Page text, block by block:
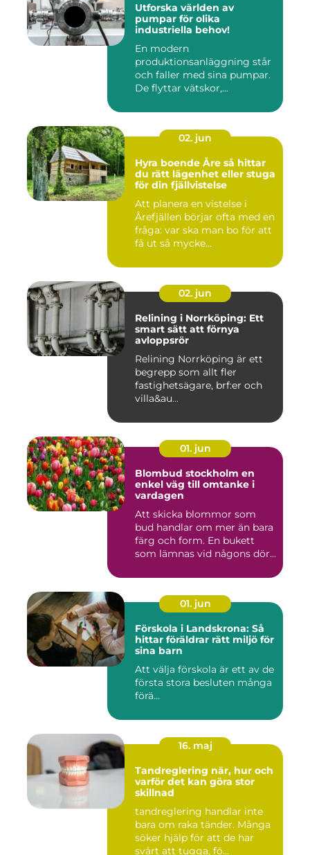
Utforska världen av
pumpar för olika
industriella behov!
En modern
produktionsanläggning står
och faller med sina pumpar.
De flyttar vätskor,...
02. jun
Hyra boende Åre så hittar
du rätt lägenhet eller stuga
för din fjällvistelse
Att planera en vistelse i
Årefjällen börjar ofta med en
fråga: var ska man bo för att
få ut så mycke...
02. jun
Relining i Norrköping: Ett
smart sätt att förnya
avloppsrör
Relining Norrköping är ett
begrepp som allt fler
fastighetsägare, brf:er och
villa&au...
01. jun
Blombud stockholm en
enkel väg till omtanke i
vardagen
Att skicka blommor som
bud handlar om mer än bara
färg och form. En bukett
som lämnas vid någons dör...
01. jun
Förskola i Landskrona: Så
hittar föräldrar rätt miljö för
sina barn
Att välja förskola är ett av de
första stora besluten många
förä...
16. maj
Tandreglering när, hur och
varför det kan göra stor
skillnad
tandreglering handlar inte
bara om raka tänder. Många
söker hjälp för att de har
svårt att tugga, fö...